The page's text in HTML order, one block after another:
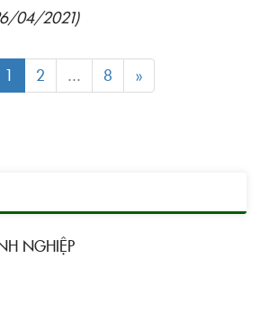
04/2021)
1 2 ... 8 »
NGHIỆP